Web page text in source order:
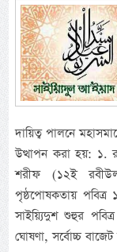
দায়িত্ব পালনে
উত্থাপন করা হয়: ১.
শরীফ (১২ই
পৃষ্ঠপোষকতায়
সাইয়্যিদুশ শুহুর
ঘোষণা, সর্বোচ্চ